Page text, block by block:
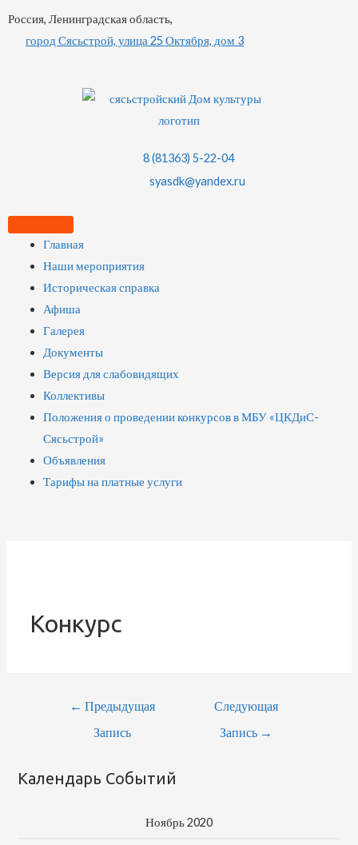
Россия, Ленинградская область,
город Сясьстрой, улица 25 Октября, дом 3
8 (81363) 5-22-04
syasdk@yandex.ru
Главная
Наши мероприятия
Историческая справка
Афиша
Галерея
Документы
Версия для слабовидящих
Коллективы
Положения о проведении конкурсов в МБУ «ЦКДиС-
Сясьстрой»
Объявления
Тарифы на платные услуги
Конкурс
← Предыдущая
Запись
Следующая
Запись →
Календарь Событий
Ноябрь 2020